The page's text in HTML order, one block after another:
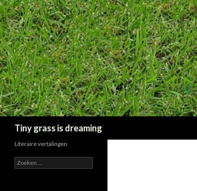
Tiny grass is dreaming
Literaire vertalingen
Zoeken
naar: